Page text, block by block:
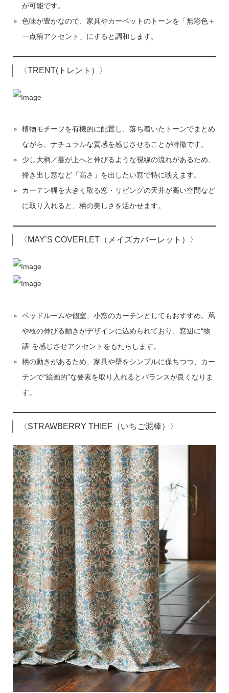
が可能です。
色味が豊かなので、家具やカーペットのトーンを「無彩色＋
一点柄アクセント」にすると調和します。
〈TRENT(トレント）〉
植物モチーフを有機的に配置し、落ち着いたトーンでまとめ
ながら、ナチュラルな質感を感じさせることが特徴です。
少し大柄／蔓が上へと伸びるような視線の流れがあるため、
掃き出し窓など「高さ」を出したい窓で特に映えます。
カーテン幅を大きく取る窓・リビングの天井が高い空間など
に取り入れると、柄の美しさを活かせます。
〈MAY’S COVERLET（メイズカバーレット）〉
ベッドルームや個室、小窓のカーテンとしてもおすすめ。蔦
や枝の伸びる動きがデザインに込められており、窓辺に“物
語”を感じさせアクセントをもたらします。
柄の動きがあるため、家具や壁をシンプルに保ちつつ、カー
テンで“絵画的”な要素を取り入れるとバランスが良くなりま
す。
〈STRAWBERRY THIEF（いちご泥棒）〉